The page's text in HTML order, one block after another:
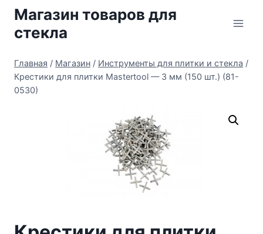
Перейти
содержимому
Магазин товаров для
стекла
Главная / Магазин / Инструменты для плитки и стекла /
Крестики для плитки Mastertool — 3 мм (150 шт.) (81-
0530)